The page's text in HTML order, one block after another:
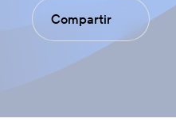
Compartir